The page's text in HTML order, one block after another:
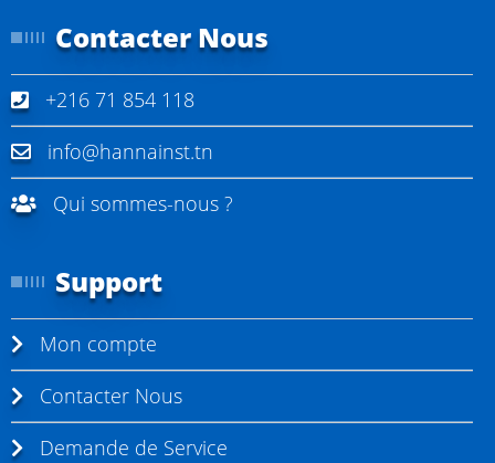
Contacter Nous
+216 71 854 118
info@hannainst.tn
Qui sommes-nous ?
Support
Mon compte
Contacter Nous
Demande de Service